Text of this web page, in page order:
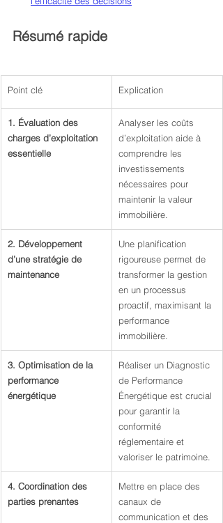
Résumé rapide
Point clé Explication
1. Évaluation des
charges d’exploitation
essentielle
Analyser les coûts
d’exploitation aide à
comprendre les
investissements
nécessaires pour
maintenir la valeur
immobilière.
2. Développement
d’une stratégie de
maintenance
Une planification
rigoureuse permet de
transformer la gestion
en un processus
proactif, maximisant la
performance
immobilière.
3. Optimisation de la
performance
énergétique
Réaliser un Diagnostic
de Performance
Énergétique est crucial
pour garantir la
conformité
réglementaire et
valoriser le patrimoine.
4. Coordination des
parties prenantes
Mettre en place des
canaux de
communication et des